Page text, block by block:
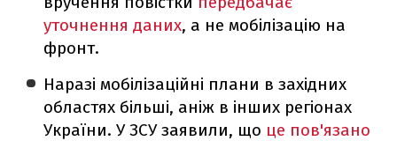
уточнення даних, а не мобілізацію на
фронт.
Наразі мобілізаційні плани в західних
областях більші, аніж в інших регіонах
України. У ЗСУ заявили, що це пов'язано